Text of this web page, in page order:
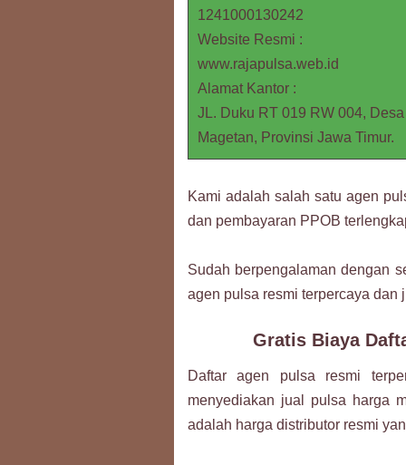
1241000130242
Website Resmi :
www.rajapulsa.web.id
Alamat Kantor :
JL. Duku RT 019 RW 004,
Magetan, Provinsi Jawa Timur.
Kami adalah salah satu agen
dan pembayaran PPOB
Sudah berpengalaman dengan
agen pulsa resmi terpercaya dan
Gratis Biaya
Daftar agen pulsa resmi
menyediakan jual pulsa harga
adalah harga distributor resmi